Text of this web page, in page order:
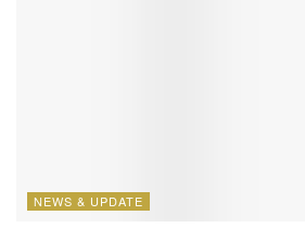
NEWS & UPDATE